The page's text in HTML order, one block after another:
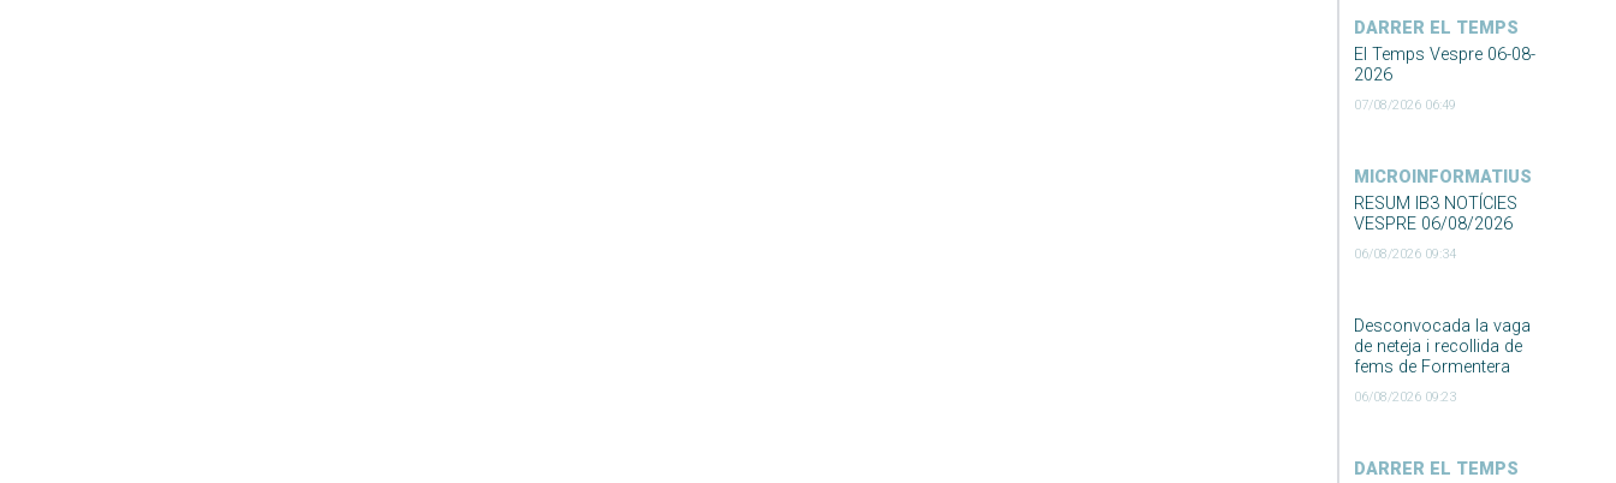
DARRER EL TEMPS
El Temps Vespre 06-08-
2026
07/08/2026 06:49
MICROINFORMATIUS
RESUM IB3 NOTÍCIES
VESPRE 06/08/2026
06/08/2026 09:34
Desconvocada la vaga
de neteja i recollida de
fems de Formentera
06/08/2026 09:23
DARRER EL TEMPS